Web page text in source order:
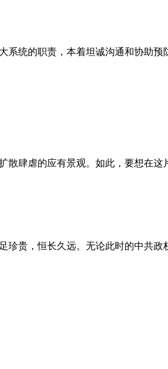
统的职责，本着坦诚沟通和协助
肆虐的应有景观。如此，要想在
贵，恒长久远。无论此时的中共政